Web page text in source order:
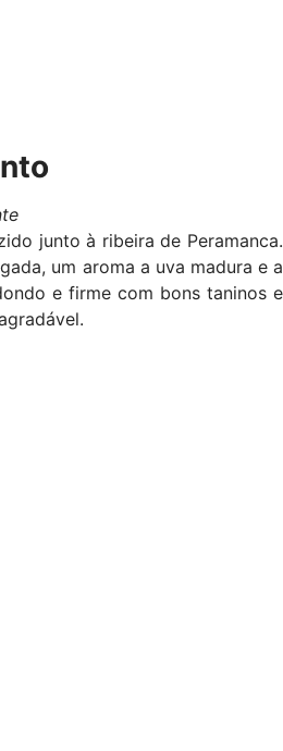
junto à ribeira de Peramanca.
um aroma a uva madura e a
e firme com bons taninos e